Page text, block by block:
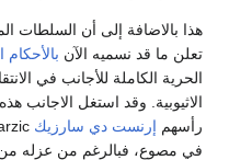
هذا بالاضافة إلى أن
تعلن ما قد نسميه الآن بالأحكام
الحرية الكاملة للأجانب في
الاثيوبية. وقد استغل الاجانب
رأسهم إرنست دي سارزيك
في مصوع، فبالرغم من عزله من